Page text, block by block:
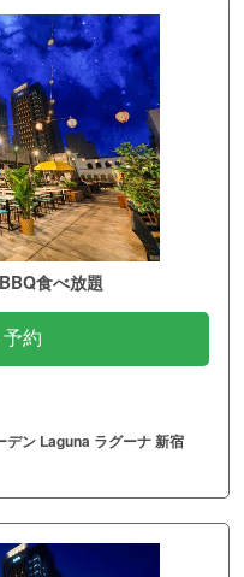
食べ放題
約
ン Laguna ラグーナ 新宿